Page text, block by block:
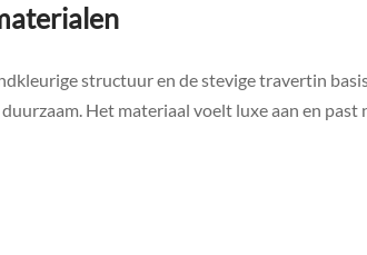
structuur en de stevige travertin
Het materiaal voelt luxe aan en past